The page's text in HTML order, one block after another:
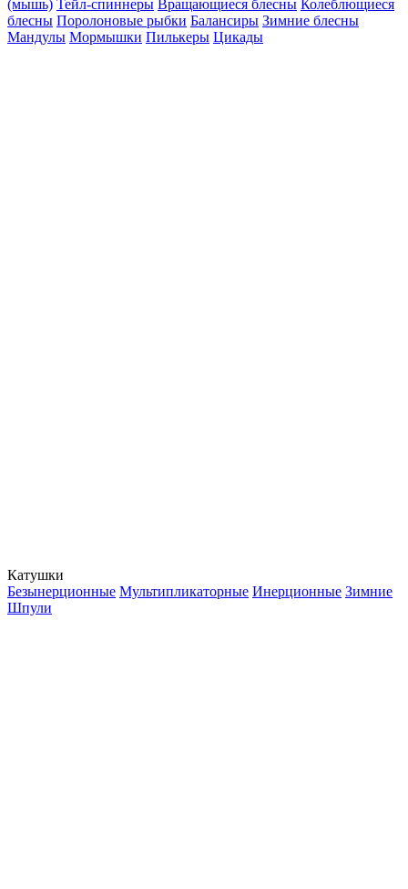
(мышь) Тейл-спиннеры Вращающиеся блесны Колеблющиеся
блесны Поролоновые рыбки Балансиры Зимние блесны
Мандулы Мормышки Пилькеры Цикады
Катушки
Безынерционные Мультипликаторные Инерционные Зимние
Шпули